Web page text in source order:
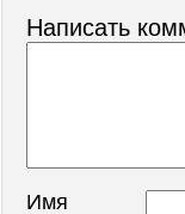
Написать
Имя